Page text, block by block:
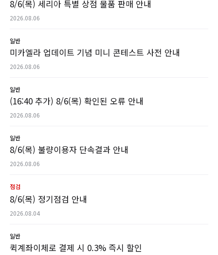
8/6(목) 세리아 특별 상점 물품 판매 안내
2026.08.06
일반
미카엘라 업데이트 기념 미니 콘테스트 사전 안내
2026.08.06
일반
(16:40 추가) 8/6(목) 확인된 오류 안내
2026.08.06
일반
8/6(목) 불량이용자 단속결과 안내
2026.08.06
점검
8/6(목) 정기점검 안내
2026.08.04
일반
퀵계좌이체로 결제 시 0.3% 즉시 할인